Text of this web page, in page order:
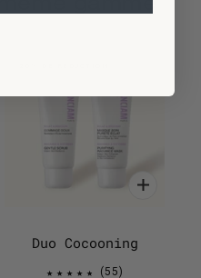
Duo Cocooning
55